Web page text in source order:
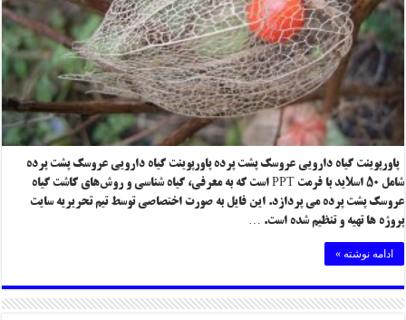
پاورپوینت گیاه دارویی عروسک پشت پرده پاورپوینت گیاه دارویی عروسک پشت پرده
شامل ۵۰ اسلاید با فرمت PPT است که به معرفی، گیاه شناسی و روش‌های کاشت گیاه
عروسک پشت پرده می پردازد. این فایل به صورت اختصاصی توسط تیم تحریریه سایت
پروژه ها تهیه و تنظیم شده است. …
ادامه نوشته »